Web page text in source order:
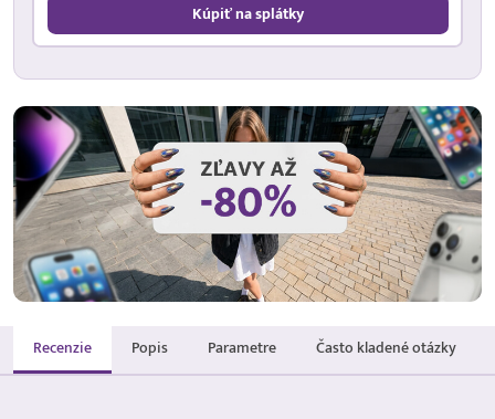
Kúpiť na splátky
Recenzie Popis Parametre Často kladené otázky